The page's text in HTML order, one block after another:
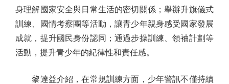
身理解國家安全與日常生活的密切關係；舉辦升旗儀式
訓練、國情考察團等活動，讓青少年親身感受國家發展
成就，提升國民身份認同；通過步操訓練、領袖計劃等
活動，提升青少年的紀律性和責任感。
黎達益介紹，在常規訓練方面，少年警訊不僅持續